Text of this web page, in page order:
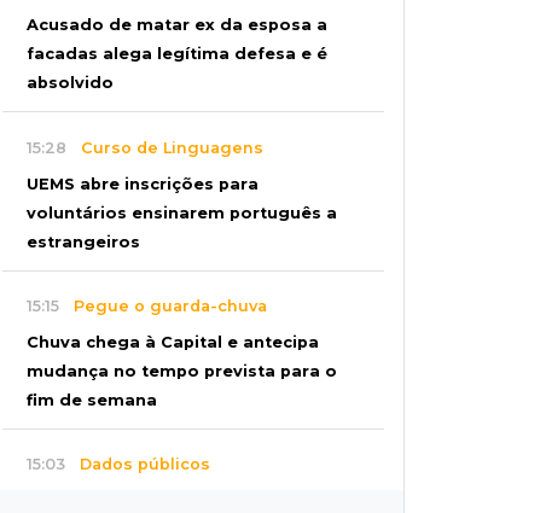
Acusado de matar ex da esposa a
facadas alega legítima defesa e é
absolvido
15:28 Curso de Linguagens
UEMS abre inscrições para
voluntários ensinarem português a
estrangeiros
15:15 Pegue o guarda-chuva
Chuva chega à Capital e antecipa
mudança no tempo prevista para o
fim de semana
15:03 Dados públicos